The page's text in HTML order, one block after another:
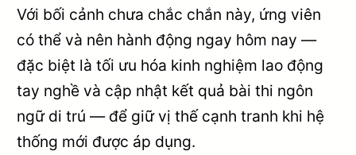
Với bối cảnh chưa chắc chắn này, ứng viên
có thể và nên hành động ngay hôm nay —
đặc biệt là tối ưu hóa kinh nghiệm lao động
tay nghề và cập nhật kết quả bài thi ngôn
ngữ di trú — để giữ vị thế cạnh tranh khi hệ
thống mới được áp dụng.